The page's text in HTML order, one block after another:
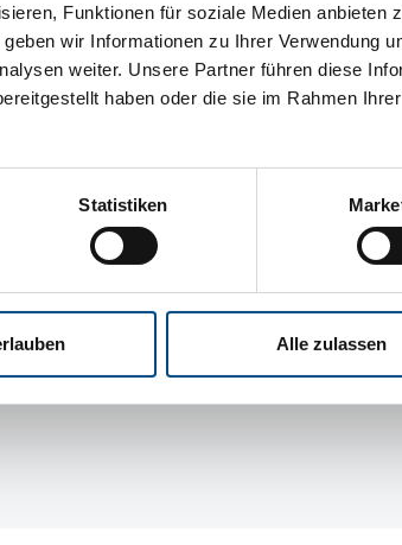
Funktionen für soziale Medien anbieten
wir Informationen zu Ihrer Verwendung
weiter. Unsere Partner führen diese
haben oder die sie im Rahmen
Statistiken
Alle zulassen
Unternehmen
Über CEDIO
Partner
Karriere